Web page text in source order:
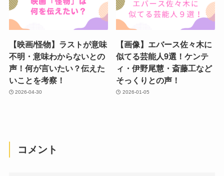
【映画/怪物】ラストが意味
不明・意味わからないとの
声！何が言いたい？伝えた
いことを考察！
2026-04-30
【画像】エバース佐々木に
似てる芸能人9選！ケンテ
ィ・伊野尾慧・斎藤工など
そっくりとの声！
2026-01-05
コメント